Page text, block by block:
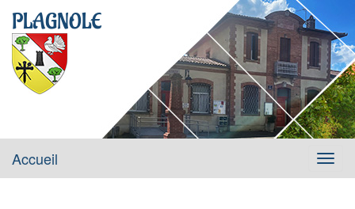
PLAGNOLE
Menu
Accueil